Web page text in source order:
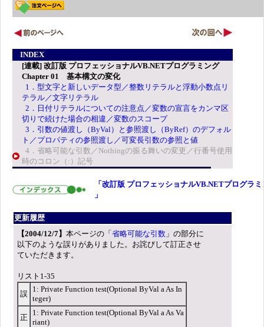
INDEX
[連載] 改訂版 プロフェッショナルVB.NETプログラミング
Chapter 01 基本構文の変化
1．型文字と新しいデータ型／整数リテラルと浮動小数点リ
テラル／文字リテラル
2．日付リテラルについての注意点／変数の宣言をカンマ区
切りで続けた場合の相違／変数のスコープ
3．引数の値渡し（ByVal）と参照渡し（ByRef）のデフォル
ト／プロパティの参照渡し／可変長引数の参照と値
4．省略可能な引数／Nothingの振る舞いの変更／行番号使用
時のコロン（:）記号
「改訂版 プロフェッショナルVB.NETプログラ
」
更新履歴
【2004/12/7】 本ページの「省略可能な引数 」の部分に
以下のような誤りがありました。お詫びして訂正させ
ていただきます。
リスト1-35
誤
1: Private Function test(Optional ByVal a As In
teger)
正
1: Private Function test(Optional ByVal a As Va
riant)